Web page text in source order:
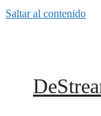
Saltar al contenido